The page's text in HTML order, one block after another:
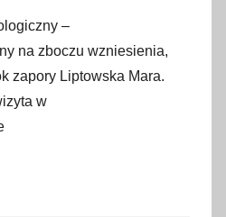
–
na zboczu wzniesienia,
zapory Liptowska Mara.
w